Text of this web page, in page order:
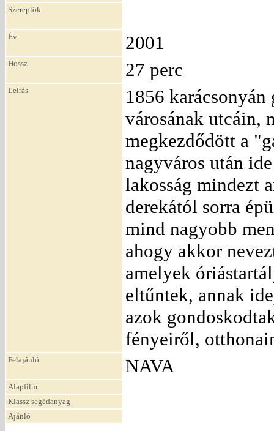
Szereplők
Év 2001
Hossz 27 perc
Leírás
1856
városának utcáin,
megkezdődött a
nagyváros után
lakosság mindezt
derekától sorra
mind nagyobb
ahogy akkor
amelyek
eltűntek, annak
azok
fényeiről,
Felajánló NAVA
Alapfilm
Klassz segédanyag
Ajánló